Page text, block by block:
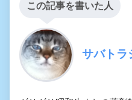
この記事を書いた人
サバトラ